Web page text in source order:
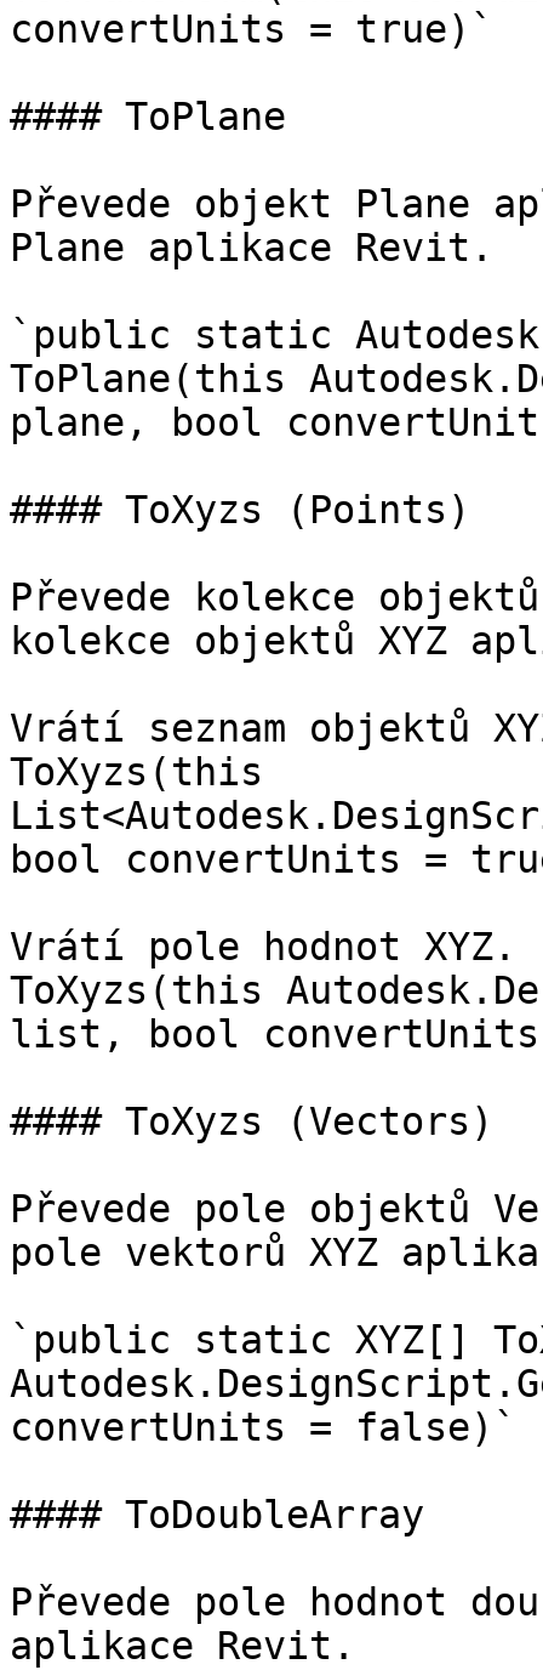
convertUnits = true)`
#### ToPlane
Převede objekt Plane
Plane aplikace Revit.
`public static
ToPlane(this
plane, bool
#### ToXyzs (Points)
Převede kolekce
kolekce objektů XYZ
Vrátí seznam objektů
ToXyzs(this
bool convertUnits =
Vrátí pole hodnot
ToXyzs(this
list, bool
#### ToXyzs (Vectors)
Převede pole objektů
pole vektorů XYZ
`public static XYZ[]
convertUnits = false)`
#### ToDoubleArray
Převede pole hodnot
aplikace Revit.